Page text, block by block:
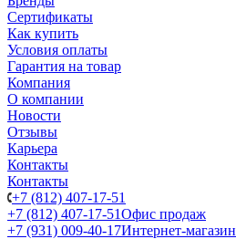
Сертификаты
Как купить
Условия оплаты
Гарантия на товар
Компания
О компании
Новости
Отзывы
Карьера
Контакты
Контакты
+7 (812) 407-17-51
+7 (812) 407-17-51Офис продаж
+7 (931) 009-40-17Интернет-магазин